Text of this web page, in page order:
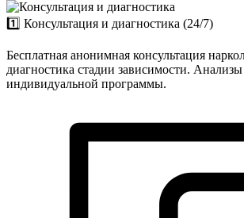
1️⃣ Консультация и диагностика (24/7)
Бесплатная анонимная консультация
диагностика стадии зависимости.
индивидуальной программы.